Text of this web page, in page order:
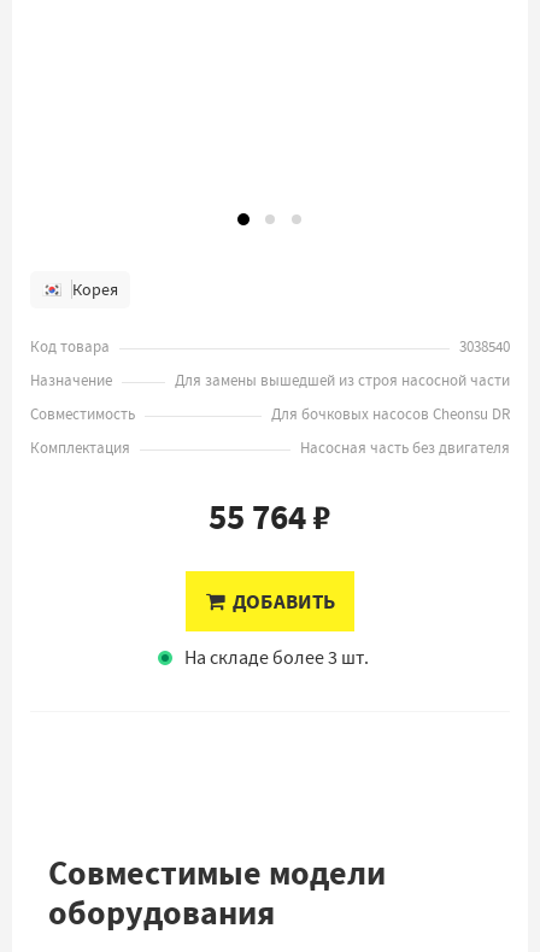
Корея
Код товара
3038540
Назначение
Для замены вышедшей из строя насосной части
Совместимость
Для бочковых насосов Cheonsu DR
Комплектация
Насосная часть без двигателя
55 764 ₽
ДОБАВИТЬ
На складе более 3 шт.
Совместимые модели
оборудования